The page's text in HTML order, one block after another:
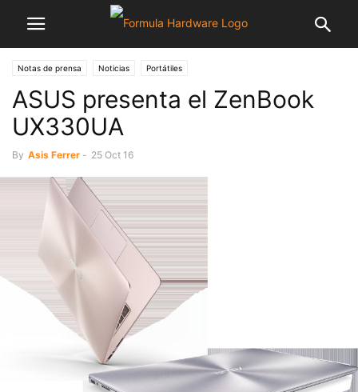
Notas de prensa Noticias Portátiles
ASUS presenta el ZenBook
UX330UA
By Asis Ferrer - 25 Oct 16